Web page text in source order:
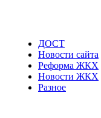
ДОСТ
Новости сайта
Реформа ЖКХ
Новости ЖКХ
Разное